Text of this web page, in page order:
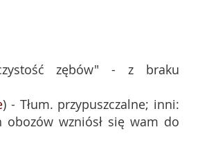
zębów" - z braku
) - Tłum. przypuszczalne; inni:
obozów wzniósł się wam do